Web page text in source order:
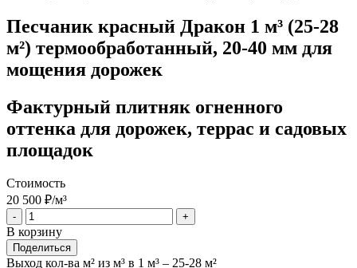
Песчаник красный Дракон 1 м³ (25-28
м²) термообработанный, 20-40 мм для
мощения дорожек
Фактурный плитняк огненного
оттенка для дорожек, террас и садовых
площадок
Стоимость
20 500 ₽/м³
- +
В корзину
Поделиться
Выход кол-ва м² из м³ в 1 м³ – 25-28 м²